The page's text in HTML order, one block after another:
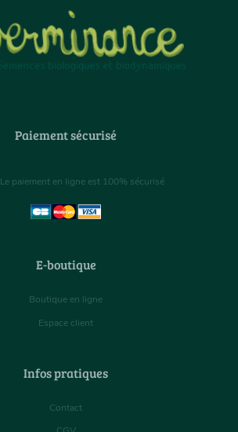
Paiement sécurisé
Le paiement en ligne est 100% sécurisé
E-boutique
Boutique en ligne
Espace client
Infos pratiques
Contact